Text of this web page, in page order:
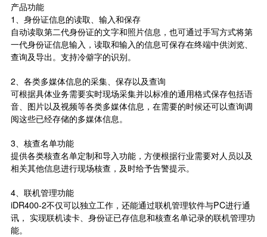
产品功能
1、身份证信息的读取、输入和保存
自动读取第二代身份证的文字和照片信息，也可通过手写方式将第
一代身份证信息输入，读取和输入的信息可保存在终端中供浏览、
查询及导出。支持冷僻字的识别。
2、各类多媒体信息的采集、保存以及查询
可根据具体业务需要实时现场采集并以标准的通用格式保存包括语
音、图片以及视频等各类多媒体信息，在需要的时候还可以查询调
阅这些已经存储的多媒体信息。
3、核查名单功能
提供各类核查名单定制和导入功能，方便根据行业需要对人员以及
相关其他信息进行现场核查，及时给予告警提示。
4、联机管理功能
iDR400-2不仅可以独立工作，还能通过联机管理软件与PC进行通
讯， 实现联机读卡、身份证已存信息和核查名单记录的联机管理功
能。